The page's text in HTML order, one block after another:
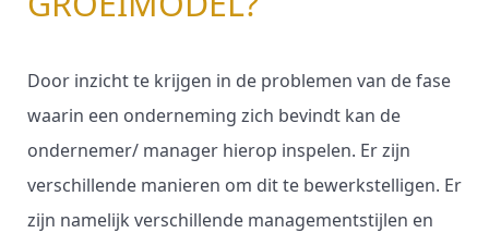
Door inzicht te krijgen in de problemen van de fase
waarin een onderneming zich bevindt kan de
ondernemer/ manager hierop inspelen. Er zijn
verschillende manieren om dit te bewerkstelligen. Er
zijn namelijk verschillende managementstijlen en